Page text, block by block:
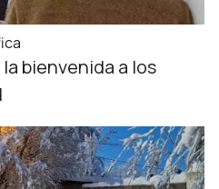
bienvenida a los